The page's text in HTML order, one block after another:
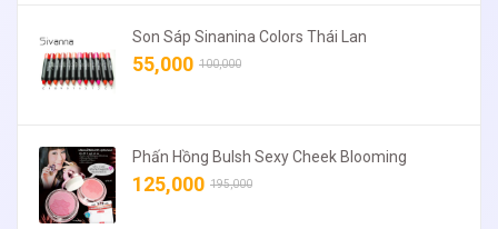
Son Sáp Sinanina Colors Thái Lan
55,000 100,000
Phấn Hồng Bulsh Sexy Cheek Blooming
125,000 195,000